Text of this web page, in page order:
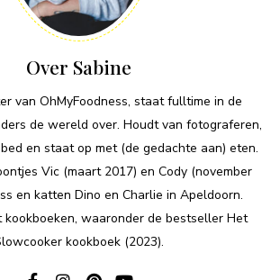
Over Sabine
van OhMyFoodness, staat fulltime in de
de wereld over. Houdt van fotograferen,
en staat op met (de gedachte aan) eten.
Vic (maart 2017) en Cody (november
en katten Dino en Charlie in Apeldoorn.
waaronder de bestseller Het
kookboek (2023).